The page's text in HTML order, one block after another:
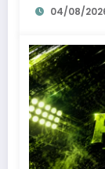
04/08/